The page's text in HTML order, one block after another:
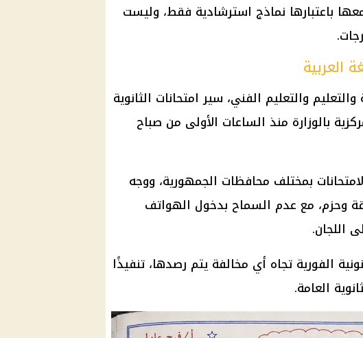
باعتبارها نماذج استرشادية فقط، وليست
العربية
والتعليم الفني، سير امتحانات الثانوية
بالوزارة منذ الساعات الأولى من صباح
بمختلف محافظات الجمهورية، ووجه
وحزم، مع عدم السماح بدخول الهواتف
اللجان.
الفورية تجاه أي مخالفة يتم رصدها، تنفيذًا
العامة.